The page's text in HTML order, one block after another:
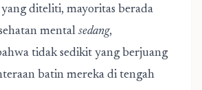
diteliti, mayoritas berada
mental sedang,
tidak sedikit yang berjuang
batin mereka di tengah